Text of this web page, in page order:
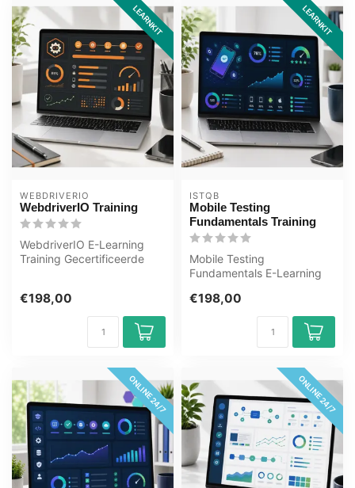
LEARNKIT
WEBDRIVERIO
WebdriverIO Training
WebdriverIO E-Learning
Training Gecertificeerde
€198,00
LEARNKIT
ISTQB
Mobile Testing
Fundamentals Training
Mobile Testing
Fundamentals E-Learning
docenten Quizzen...
€198,00
ONLINE 24/7 ONLINE 24/7